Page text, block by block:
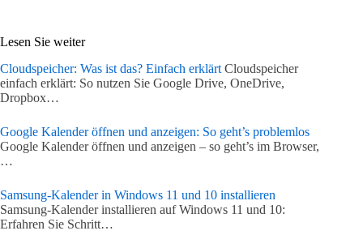
Lesen Sie weiter
Cloudspeicher: Was ist das? Einfach erklärt Cloudspeicher
einfach erklärt: So nutzen Sie Google Drive, OneDrive,
Dropbox…
Google Kalender öffnen und anzeigen: So geht’s problemlos
Google Kalender öffnen und anzeigen – so geht’s im Browser,
…
Samsung-Kalender in Windows 11 und 10 installieren
Samsung-Kalender installieren auf Windows 11 und 10:
Erfahren Sie Schritt…